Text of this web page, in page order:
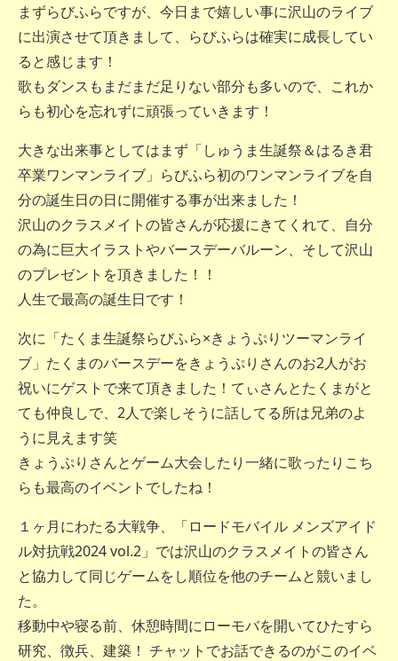
まずらびふらですが、今日まで嬉しい事に沢山のライブ
に出演させて頂きまして、らびふらは確実に成長してい
ると感じます！
歌もダンスもまだまだ足りない部分も多いので、これか
らも初心を忘れずに頑張っていきます！
大きな出来事としてはまず「しゅうま生誕祭＆はるき君
卒業ワンマンライブ」らびふら初のワンマンライブを自
分の誕生日の日に開催する事が出来ました！
沢山のクラスメイトの皆さんが応援にきてくれて、自分
の為に巨大イラストやバースデーバルーン、そして沢山
のプレゼントを頂きました！！
人生で最高の誕生日です！
次に「たくま生誕祭らびふら×きょうぷりツーマンライ
ブ」たくまのバースデーをきょうぷりさんのお2人がお
祝いにゲストで来て頂きました！てぃさんとたくまがと
ても仲良しで、2人で楽しそうに話してる所は兄弟のよ
うに見えます笑
きょうぷりさんとゲーム大会したり一緒に歌ったりこち
らも最高のイベントでしたね！
１ヶ月にわたる大戦争、「ロードモバイル メンズアイド
ル対抗戦2024 vol.2」では沢山のクラスメイトの皆さん
と協力して同じゲームをし順位を他のチームと競いまし
た。
移動中や寝る前、休憩時間にローモバを開いてひたすら
研究、徴兵、建築！ チャットでお話できるのがこのイベ